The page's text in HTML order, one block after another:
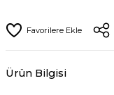
Ürün Bilgisi